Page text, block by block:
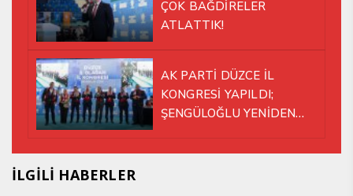
ÇOK BAĞDİRELER
ATLATTIK!
AK PARTİ DÜZCE İL
KONGRESİ YAPILDI;
ŞENGÜLOĞLU YENİDEN
İLGİLİ HABERLER